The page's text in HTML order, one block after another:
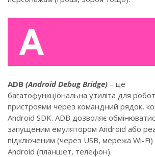
ADB (Android Debug Bridge) – це
багатофункціональна утиліта для
пристроями через командний рядок,
Android SDK. ADB дозволяє
запущеним емулятором Android або
підключеним (через USB, мережа Wi-Fi)
Android (планшет, телефон).